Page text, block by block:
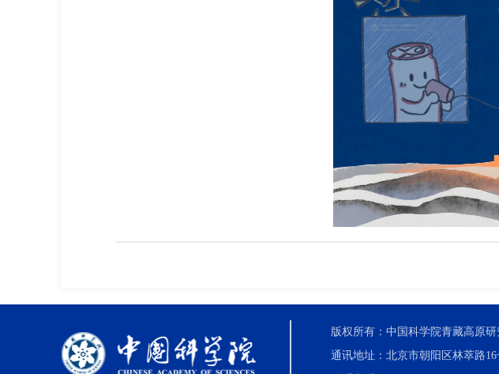
版权所有：中国科学院青藏高原研
通讯地址：北京市朝阳区林萃路